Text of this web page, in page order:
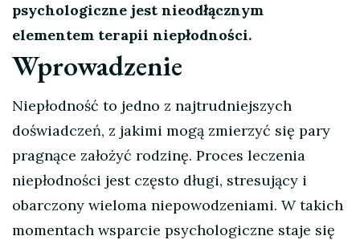
psychologiczne jest nieodłącznym
elementem terapii niepłodności.
Wprowadzenie
Niepłodność to jedno z najtrudniejszych
doświadczeń, z jakimi mogą zmierzyć się pary
pragnące założyć rodzinę. Proces leczenia
niepłodności jest często długi, stresujący i
obarczony wieloma niepowodzeniami. W takich
momentach wsparcie psychologiczne staje się